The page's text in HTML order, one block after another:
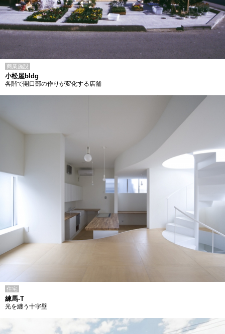
商業施設
小松屋bldg
各階で開口部の作りが変化する店舗
住宅
練馬-T
光を纏う十字壁